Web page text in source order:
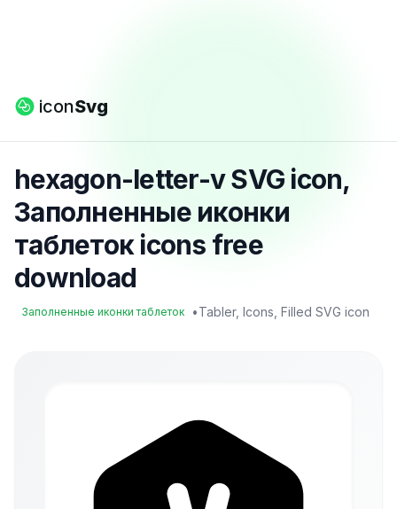
iconSvg
hexagon-letter-v SVG icon,
Заполненные иконки
таблеток icons free
download
Заполненные иконки таблеток •Tabler, Icons, Filled SVG icon